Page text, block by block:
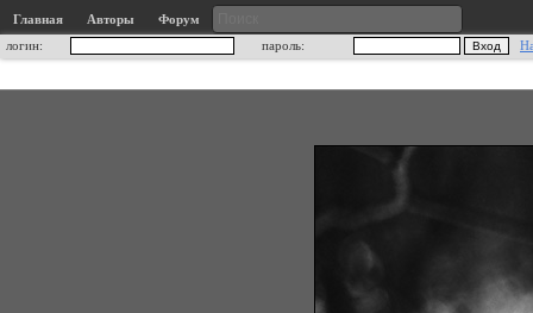
Главная Авторы
Форум
логин:
пароль: